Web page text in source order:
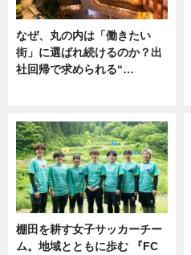
なぜ、丸の内は「働きたい
街」に選ばれ続けるのか？出
社回帰で求められる“…
棚田を耕す女子サッカーチー
ム。地域とともに歩む 『FC